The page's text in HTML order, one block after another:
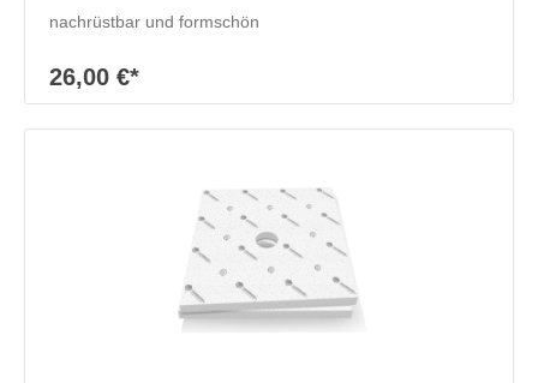
nachrüstbar und formschön
26,00 €*